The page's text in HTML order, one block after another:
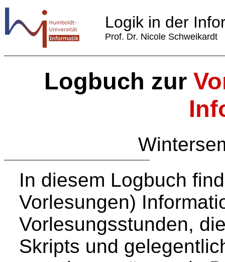
Logik in der
Prof. Dr. Nicole Schweikardt
Logbuch zur
In diesem Logbuch
Vorlesungen)
Vorlesungsstunden,
Skripts und